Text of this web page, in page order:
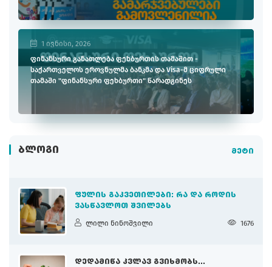
1 ივნისი, 2026
ფინანსური განათლება ფეხბურთის თამაშით -
საქართველოს ეროვნულმა ბანკმა და Visa-მ ციფრული
თამაში "ფინანსური ფეხბურთი" წარადგინეს
ᲑᲚᲝᲒᲘ მეტი
ᲤᲣᲚᲘᲡ ᲒᲐᲙᲕᲔᲗᲘᲚᲔᲑᲘ: ᲠᲐ ᲓᲐ ᲠᲝᲓᲘᲡ
ᲕᲐᲡᲬᲐᲕᲚᲝᲗ ᲨᲕᲘᲚᲔᲑᲡ
ლილი ნინოშვილი 1676
ᲓᲔᲓᲐᲛᲘᲬᲐ ᲙᲕᲚᲐᲕ ᲒᲕᲘᲮᲛᲝᲑᲡ...